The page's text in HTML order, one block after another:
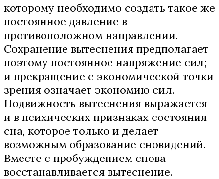
которому необходимо создать такое же
постоянное давление в
противоположном направлении.
Сохранение вытеснения предполагает
поэтому постоянное напряжение сил;
и прекращение с экономической точки
зрения означает экономию сил.
Подвижность вытеснения выражается
и в психических признаках состояния
сна, которое только и делает
возможным образование сновидений.
Вместе с пробуждением снова
восстанавливается вытеснение.